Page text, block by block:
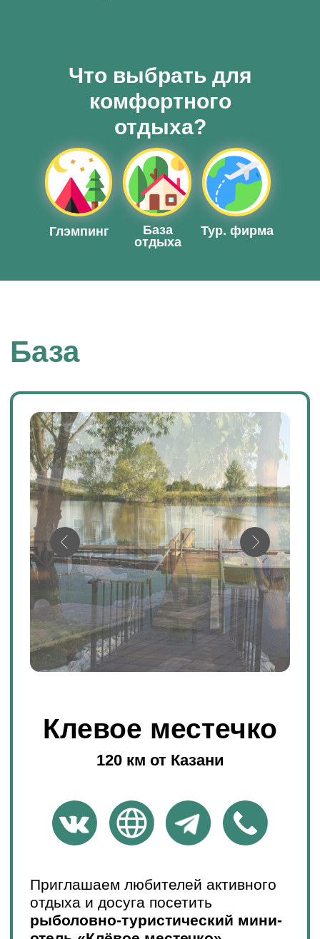
Глэмпинг
База
отдыха
Тур. фирма
Что выбрать для
комфортного
отдыха?
Узнать подробнее
Посмотреть цены
120 км от Казани
Клевое местечко
Устье. Здесь ожидает полный
комплекс гостинично-егерских услуг
круглогодичный характер, так как
рыбная ловля здесь эффективна
в любое время года.
→4-х разового полноценного
питания
→ Живописный пляж на берегу реки
Карамалки
→ Беседки с мангальной зоной
→ Игровые площадки с качелями и
батутом.
→ Бесплатная охраняемая стоянка
для машин
→ Понтон для лодок и катеров.
Можно расслабиться в бане и
попить горячего чаю в компании
друзей.